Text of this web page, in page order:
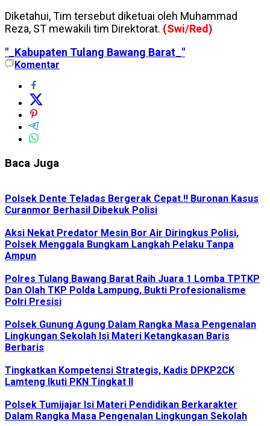
Diketahui, Tim tersebut diketuai oleh Muhammad
Reza, ST mewakili tim Direktorat. (Swi/Red)
"_Kabupaten Tulang Bawang Barat_"
Komentar
Baca Juga
Polsek Dente Teladas Bergerak Cepat.!! Buronan Kasus
Curanmor Berhasil Dibekuk Polisi
Aksi Nekat Predator Mesin Bor Air Diringkus Polisi,
Polsek Menggala Bungkam Langkah Pelaku Tanpa
Ampun
Polres Tulang Bawang Barat Raih Juara 1 Lomba TPTKP
Dan Olah TKP Polda Lampung, Bukti Profesionalisme
Polri Presisi
Polsek Gunung Agung Dalam Rangka Masa Pengenalan
Lingkungan Sekolah Isi Materi Ketangkasan Baris
Berbaris
Tingkatkan Kompetensi Strategis, Kadis DPKP2CK
Lamteng Ikuti PKN Tingkat II
Polsek Tumijajar Isi Materi Pendidikan Berkarakter
Dalam Rangka Masa Pengenalan Lingkungan Sekolah